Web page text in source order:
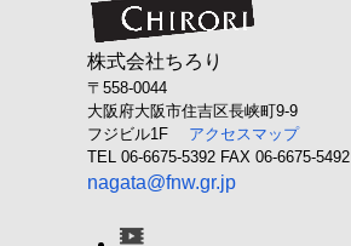
株式会社ちろり
〒558-0044
大阪府大阪市住吉区長峡町9-9
フジビル1F
アクセスマップ
TEL 06-6675-5392 FAX 06-6675-5492
nagata@fnw.gr.jp